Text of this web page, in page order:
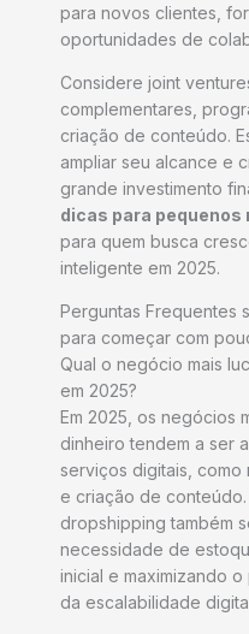
para novos clientes,
oportunidades de
Considere joint
complementares,
criação de conteúdo.
ampliar seu alcance e
grande investimento
dicas para pequenos
para quem busca
inteligente em 2025.
Perguntas Frequentes
para começar com
Qual o negócio mais
em 2025?
Em 2025, os negócios
dinheiro tendem a ser
serviços digitais, como
e criação de
dropshipping também
necessidade de
inicial e maximizando
da escalabilidade